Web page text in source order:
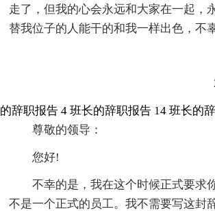
走了，但我的心会永远和大家在一起，
替我位子的人能干的和我一样出色，不
的辞职报告 4
尊敬的领导：
您好!
不幸的是，我在这个时候正式要求
不是一个正式的员工。我不需要写这封
班长的辞职报告 14 班长的